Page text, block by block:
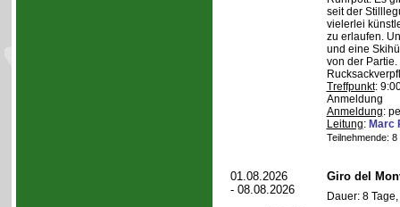
seit der
vielerlei
zu erlaufen.
und eine
von der Partie.
Treffpunkt:
Anmeldung
Anmeldung:
Leitung: Marc
Teilnehmende:
01.08.2026
- 08.08.2026
Giro del
Dauer: 8